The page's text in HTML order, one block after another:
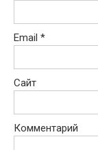
Email *
Сайт
Комментарий